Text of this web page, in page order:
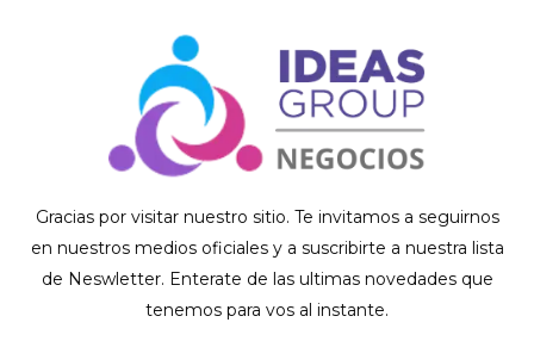
Gracias por visitar nuestro sitio. Te invitamos a seguirnos
en nuestros medios oficiales y a suscribirte a nuestra lista
de Neswletter. Enterate de las ultimas novedades que
tenemos para vos al instante.